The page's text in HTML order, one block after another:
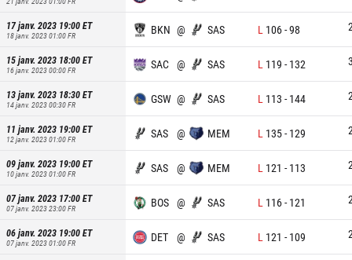
17 janv. 2023 19:00ET
18 janv. 2023 01:00FR BKN @ SAS L 106-98
15 janv. 2023 18:00ET
16 janv. 2023 00:00FR SAC @ SAS L 119 - 132
13 janv. 2023 18:30ET
14 janv. 2023 00:30FR GSW @ SAS L 113 - 144
11 janv. 2023 19:00ET
12 janv. 2023 01:00FR SAS @ MEM L 135- 129
09 janv. 2023 19:00ET
10 janv. 2023 01:00FR SAS @ MEM L 121 - 113
07 janv. 2023 17:00ET
07 janv. 2023 23:00FR BOS @ SAS L 116- 121
06 janv. 2023 19:00ET
07 janv. 2023 01:00FR DET @ SAS L 121 - 109